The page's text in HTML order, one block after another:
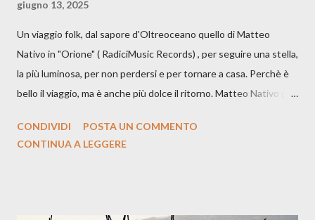
giugno 13, 2025
Un viaggio folk, dal sapore d'Oltreoceano quello di Matteo
Nativo in "Orione" ( RadiciMusic Records) , per seguire una stella,
la più luminosa, per non perdersi e per tornare a casa. Perchè è
bello il viaggio, ma è anche più dolce il ritorno. Matteo Nativo per
indubbiamente matura e consapevole oltre che con ottimi
CONDIVIDI
POSTA UN COMMENTO
CONTINUA A LEGGERE